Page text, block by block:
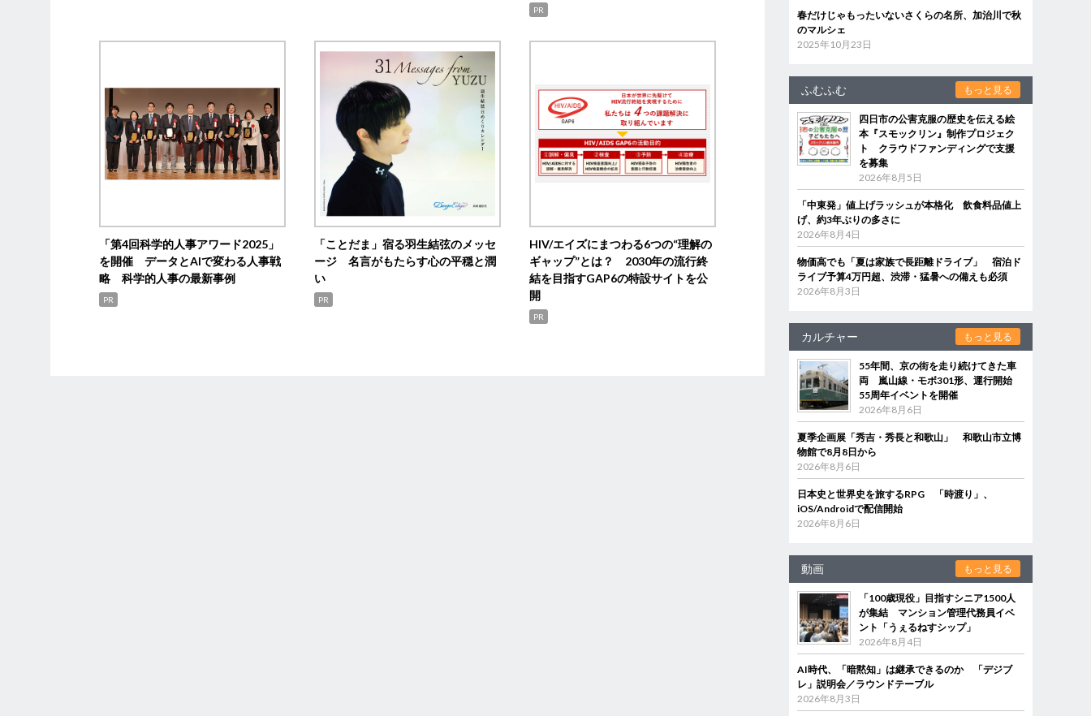
PR
「第4回科学的人事アワード2025」
を開催 データとAIで変わる人事戦
略 科学的人事の最新事例
PR
「ことだま」宿る羽生結弦のメッセ
ージ 名言がもたらす心の平穏と潤
い
PR
HIV/エイズにまつわる6つの“理解の
ギャップ”とは？ 2030年の流行終
結を目指すGAP6の特設サイトを公
開
PR
春だけじゃもったいないさくらの名所、加治川で秋
のマルシェ
2025年10月23日
ふむふむ もっと見る
四日市の公害克服の歴史を伝える絵
本『スモックリン』制作プロジェク
ト クラウドファンディングで支援
を募集
2026年8月5日
「中東発」値上げラッシュが本格化 飲食料品値上
げ、約3年ぶりの多さに
2026年8月4日
物価高でも「夏は家族で長距離ドライブ」 宿泊ド
ライブ予算4万円超、渋滞・猛暑への備えも必須
2026年8月3日
カルチャー もっと見る
55年間、京の街を走り続けてきた車
両 嵐山線・モボ301形、運行開始
55周年イベントを開催
2026年8月6日
夏季企画展「秀吉・秀長と和歌山」 和歌山市立博
物館で8月8日から
2026年8月6日
日本史と世界史を旅するRPG 「時渡り」、
iOS/Androidで配信開始
2026年8月6日
動画 もっと見る
「100歳現役」目指すシニア1500人
が集結 マンション管理代務員イベ
ント「うぇるねすシップ」
2026年8月4日
AI時代、「暗黙知」は継承できるのか 「デジブ
レ」説明会／ラウンドテーブル
2026年8月3日